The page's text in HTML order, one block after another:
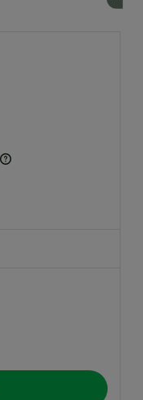
płatności